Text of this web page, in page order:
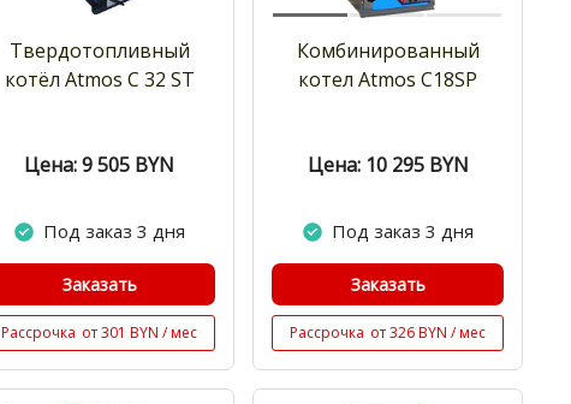
Твердотопливный
котёл Atmos C 32 ST
Цена: 9 505 BYN
Под заказ 3 дня
Заказать
Рассрочка от 301 BYN / мес
Комбинированный
котел Atmos C18SP
Цена: 10 295 BYN
Под заказ 3 дня
Заказать
Рассрочка от 326 BYN / мес